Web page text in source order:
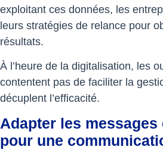
exploitant ces données, les
leurs stratégies de relance pour
résultats.
À l’heure de la digitalisation, les
contentent pas de faciliter la
décuplent l’efficacité.
Adapter les messages
pour une